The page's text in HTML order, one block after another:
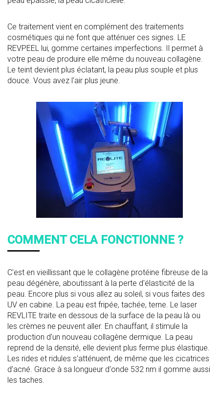
Ce traitement vient en complément des traitements
cosmétiques qui ne font que atténuer ces signes. LE
REVPEEL lui, gomme certaines imperfections. Il permet à
votre peau de produire elle même du nouveau collagène.
Le teint devient plus éclatant, la peau plus souple et plus
douce. Vous avez l'air plus jeune.
COMMENT CELA FONCTIONNE ?
C'est en vieillissant que le collagène protéine fibreuse de la
peau dégénère, aboutissant à la perte d'élasticité de la
peau. Encore plus si vous allez au soleil, si vous faites des
UV en cabine. La peau est fripée, tachée, terne. Le laser
REVLITE traite en dessous de la surface de la peau là ou
les crèmes ne peuvent aller. En chauffant, il stimule la
production d'un nouveau collagène dermique. La peau
reprend de la densité, elle devient plus ferme plus élastique.
Les rides et ridules s'atténuent, de même que les cicatrices
d'acné. Grace à sa longueur d'onde 532 nm il gomme aussi
les taches.